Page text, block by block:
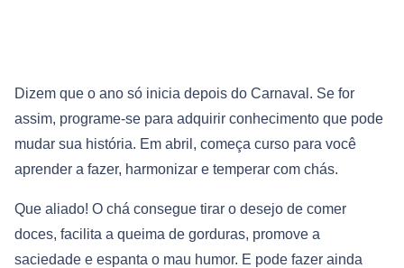
Dizem que o ano só inicia depois do Carnaval. Se for
assim, programe-se para adquirir conhecimento que pode
mudar sua história. Em abril, começa curso para você
aprender a fazer, harmonizar e temperar com chás.
Que aliado! O chá consegue tirar o desejo de comer
doces, facilita a queima de gorduras, promove a
saciedade e espanta o mau humor. E pode fazer ainda